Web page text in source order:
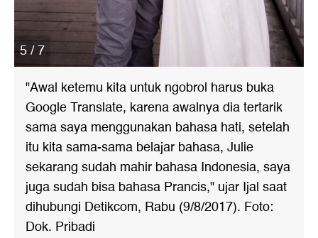
5 / 7
"Awal ketemu kita untuk ngobrol harus buka
Google Translate, karena awalnya dia tertarik
sama saya menggunakan bahasa hati, setelah
itu kita sama-sama belajar bahasa, Julie
sekarang sudah mahir bahasa Indonesia, saya
juga sudah bisa bahasa Prancis," ujar Ijal saat
dihubungi Detikcom, Rabu (9/8/2017). Foto:
Dok. Pribadi